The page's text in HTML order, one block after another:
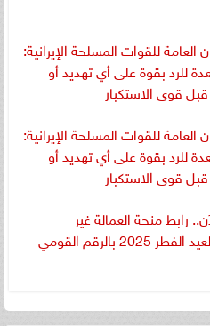
العامة للقوات المسلحة الإيرانية:
للرد بقوة على أي تهديد أو
قوى الاستكبار
العامة للقوات المسلحة الإيرانية:
للرد بقوة على أي تهديد أو
قوى الاستكبار
رابط منحة العمالة غير
بالرقم القومي